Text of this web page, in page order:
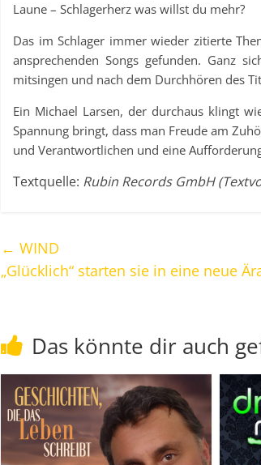
Laune – Schlagerherz was willst du mehr?
Das im Schlager immer wieder zitierte
ansprechenden Songs gefunden. Ganz
mitsingen und nach dem Durchhören des
Ein Michael Larsen, der durchaus klingt
Spannung bringt, dass man Freude am
und Verantwortlichen und eine
Textquelle: Rubin Records GmbH
← WIND
„Glücklich“ starten sie in eine neue
Das könnte dir auch